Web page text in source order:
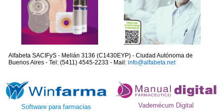
Alfabeta SACIFyS - Melián 3136 (C1430EYP) - Ciudad Autónoma de
Buenos Aires - Tel: (5411) 4545-2233 - Mail: info@alfabeta.net
Software para farmacias Vademécum Digital